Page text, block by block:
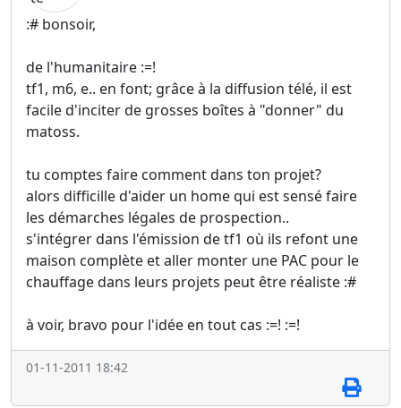
:# bonsoir,
de l'humanitaire :=!
tf1, m6, e.. en font; grâce à la diffusion télé, il est
facile d'inciter de grosses boîtes à "donner" du
matoss.
tu comptes faire comment dans ton projet?
alors difficille d'aider un home qui est sensé faire
les démarches légales de prospection..
s'intégrer dans l'émission de tf1 où ils refont une
maison complète et aller monter une PAC pour le
chauffage dans leurs projets peut être réaliste :#
à voir, bravo pour l'idée en tout cas :=! :=!
01-11-2011 18:42